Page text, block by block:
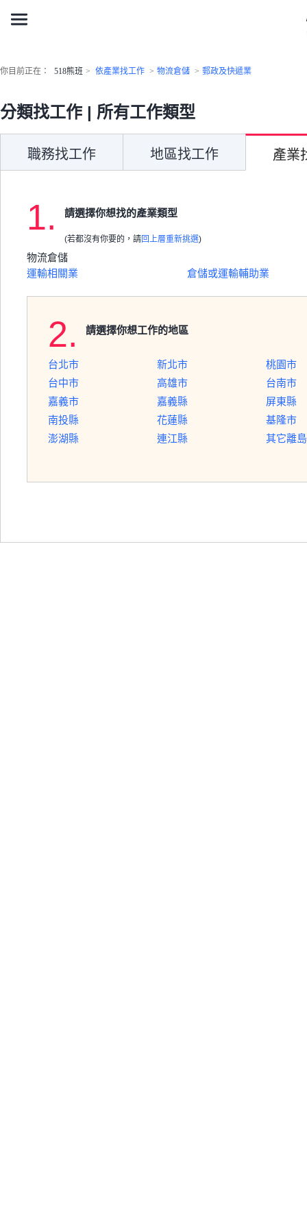
你目前正在： 518熊班 > 依產業找工作 > 物流倉儲 > 郵政及快遞業
分類找工作 | 所有工作類型
職務找工作 地區找工作 產業
1. 請選擇你想找的產業類型
(若都沒有你要的，請回上層重新挑選)
物流倉儲
運輸相關業
倉儲或運輸輔助業
2. 請選擇你想工作的地區
台北市 新北市
桃園市
台中市
高雄市
台南市
嘉義市
嘉義縣
屏東縣
南投縣
花蓮縣
基隆市
澎湖縣
連江縣 其它離島